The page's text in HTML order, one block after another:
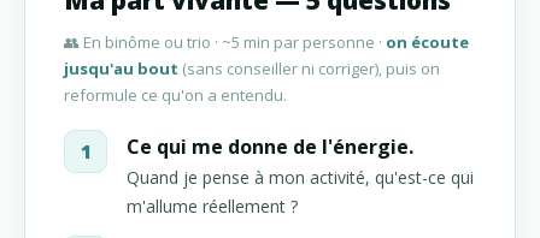
👥 En binôme ou trio · ~5 min par personne · on écoute
jusqu'au bout (sans conseiller ni corriger), puis on
reformule ce qu'on a entendu.
Ce qui me donne de l'énergie.
Quand je pense à mon activité, qu'est-ce qui
m'allume réellement ?